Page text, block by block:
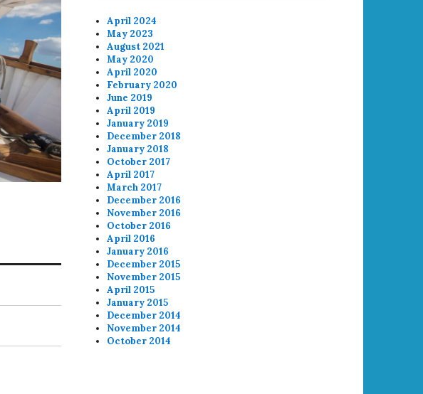
April 2024
May 2023
August 2021
May 2020
April 2020
February 2020
June 2019
April 2019
January 2019
December 2018
January 2018
October 2017
April 2017
March 2017
December 2016
November 2016
October 2016
April 2016
January 2016
December 2015
November 2015
April 2015
January 2015
December 2014
November 2014
October 2014